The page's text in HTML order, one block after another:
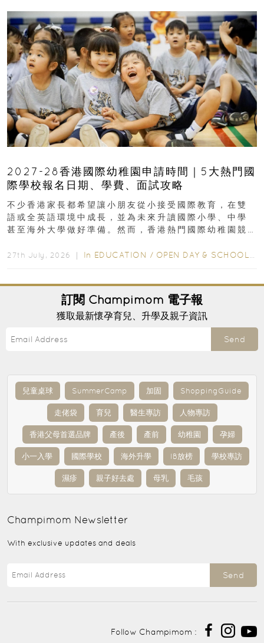
2027-28香港國際幼稚園申請時間｜5大熱門國
際學校報名日期、學費、面試攻略
不少香港家長都希望讓小朋友從小接受國際教育，在雙
語或全英語環境中成長，並為未來升讀國際小學、中學
甚至海外大學做好準備。然而，香港熱門國際幼稚園競
27th July, 2026 ｜ In EDUCATION / OPEN DAY & SCHOOL EVENTS
訂閱 Champimom 電子報
獲取最新懷孕育兒、升學及親子資訊
Send
兒童桌球 SummerCamp 加固 ShoppingGuide
走佬袋 育兒 醫生專訪 人物專訪
香港父母首選品牌 產後 產前 幼稚園 孕婦
小一入學 國際學校 海外升學 IB放榜 學校專訪
濕疹 親子好去處 母乳 毛孩
Champimom Newsletter
With exclusive updates and deals
Send
Follow Champimom :